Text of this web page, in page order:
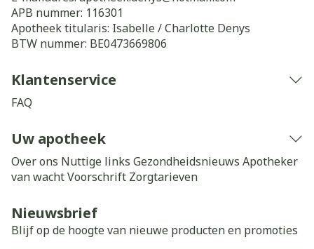
APB nummer: 116301
Apotheek titularis: Isabelle / Charlotte Denys
BTW nummer: BE0473669806
Klantenservice
FAQ
Uw apotheek
Over ons Nuttige links Gezondheidsnieuws Apotheker
van wachtVoorschrift Zorgtarieven
Nieuwsbrief
Blijf op de hoogte van nieuwe producten en promoties